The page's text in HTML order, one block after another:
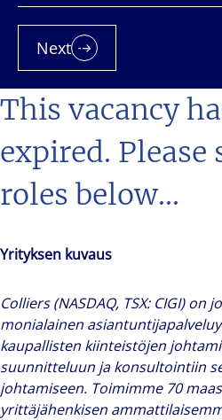
This vacancy
expired. Please
roles below...
Yrityksen kuvaus
Colliers (NASDAQ, TSX: CIGI) on
monialainen
kaupallisten kiinteistöjen
suunnitteluun ja konsultointiin
johtamiseen. Toimimme 70
yrittäjähenkisen
Next